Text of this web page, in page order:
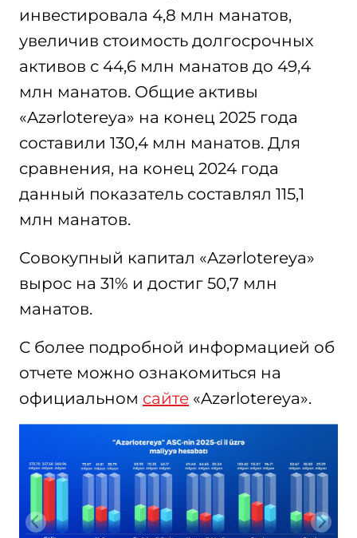
инвестировала 4,8 млн манатов,
увеличив стоимость долгосрочных
активов с 44,6 млн манатов до 49,4
млн манатов. Общие активы
«Azərlotereya» на конец 2025 года
составили 130,4 млн манатов. Для
сравнения, на конец 2024 года
данный показатель составлял 115,1
млн манатов.
Совокупный капитал «Azərlotereya»
вырос на 31% и достиг 50,7 млн
манатов.
С более подробной информацией об
отчете можно ознакомиться на
официальном сайте «Azərlotereya».